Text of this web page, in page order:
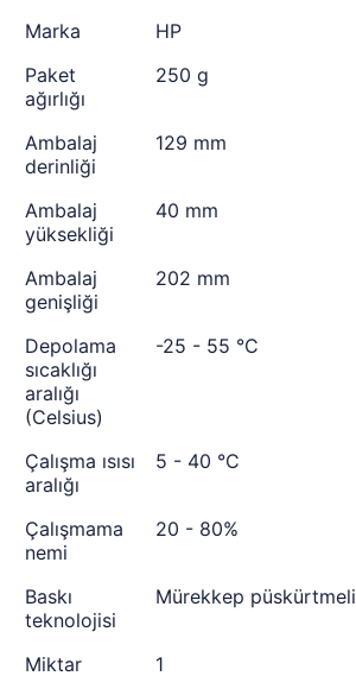
Marka
HP
Paket
ağırlığı
250 g
Ambalaj
derinliği
129 mm
Ambalaj
yüksekliği
40 mm
Ambalaj
genişliği
202 mm
Depolama
sıcaklığı
aralığı
(Celsius)
-25 - 55 °C
Çalışma ısısı
aralığı
5 - 40 °C
Çalışmama
nemi
20 - 80%
Baskı
teknolojisi
Mürekkep püskürtmeli
Miktar
1